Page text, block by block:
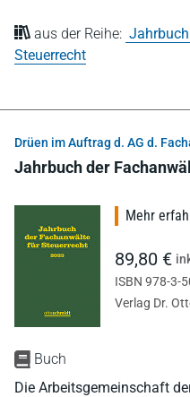
aus der Reihe:
Steuerrecht
Drüen im Auftrag d. AG d.
Jahrbuch der
Buch
Die Arbeitsgemeinschaft
Mehr
89,80 €
ISBN 978-3-
Verlag Dr.